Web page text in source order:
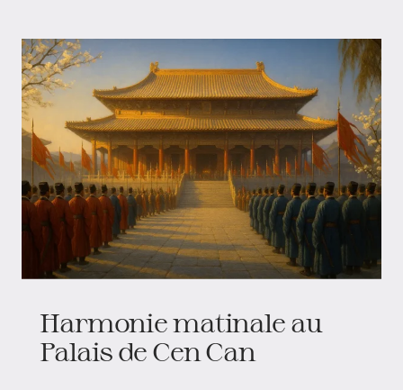
Harmonie matinale au
Palais de Cen Can